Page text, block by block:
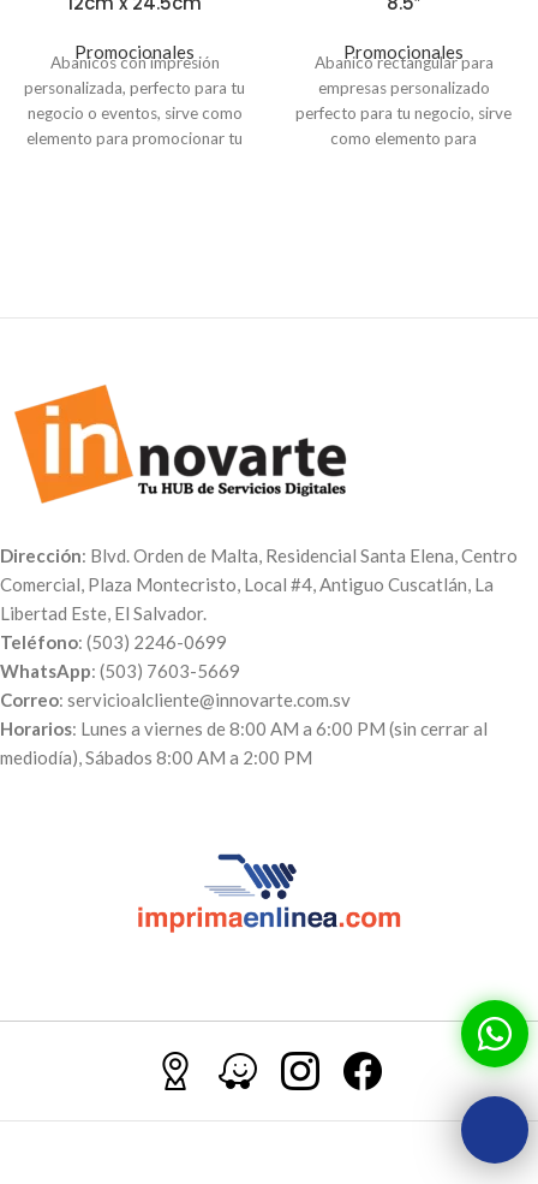
Promocionales
Abanicos con impresión
personalizada, perfecto para tu
negocio o eventos, sirve como
elemento para promocionar tu
sociales. Precios con IVA
Paq. de 500 Unidades $430.00
Paq. de 1000 Unidades $775.00
Características:
Abanico español personalizado
Papel foldcote con taco de
medida 12cm x 24.5cm
Promocionales
Abanico rectangular para
empresas personalizado
perfecto para tu negocio, sirve
como elemento para
sociales. Precios con IVA
Paquete de 500 unidades $ 0.36
Dirección: Blvd. Orden de Malta, Residencial Santa Elena, Centro
Comercial, Plaza Montecristo, Local #4, Antiguo Cuscatlán, La
Libertad Este, El Salvador.
Teléfono: (503) 2246-0699
WhatsApp: (503) 7603-5669
Correo: servicioalcliente@innovarte.com.sv
Horarios: Lunes a viernes de 8:00 AM a 6:00 PM (sin cerrar al
mediodía), Sábados 8:00 AM a 2:00 PM